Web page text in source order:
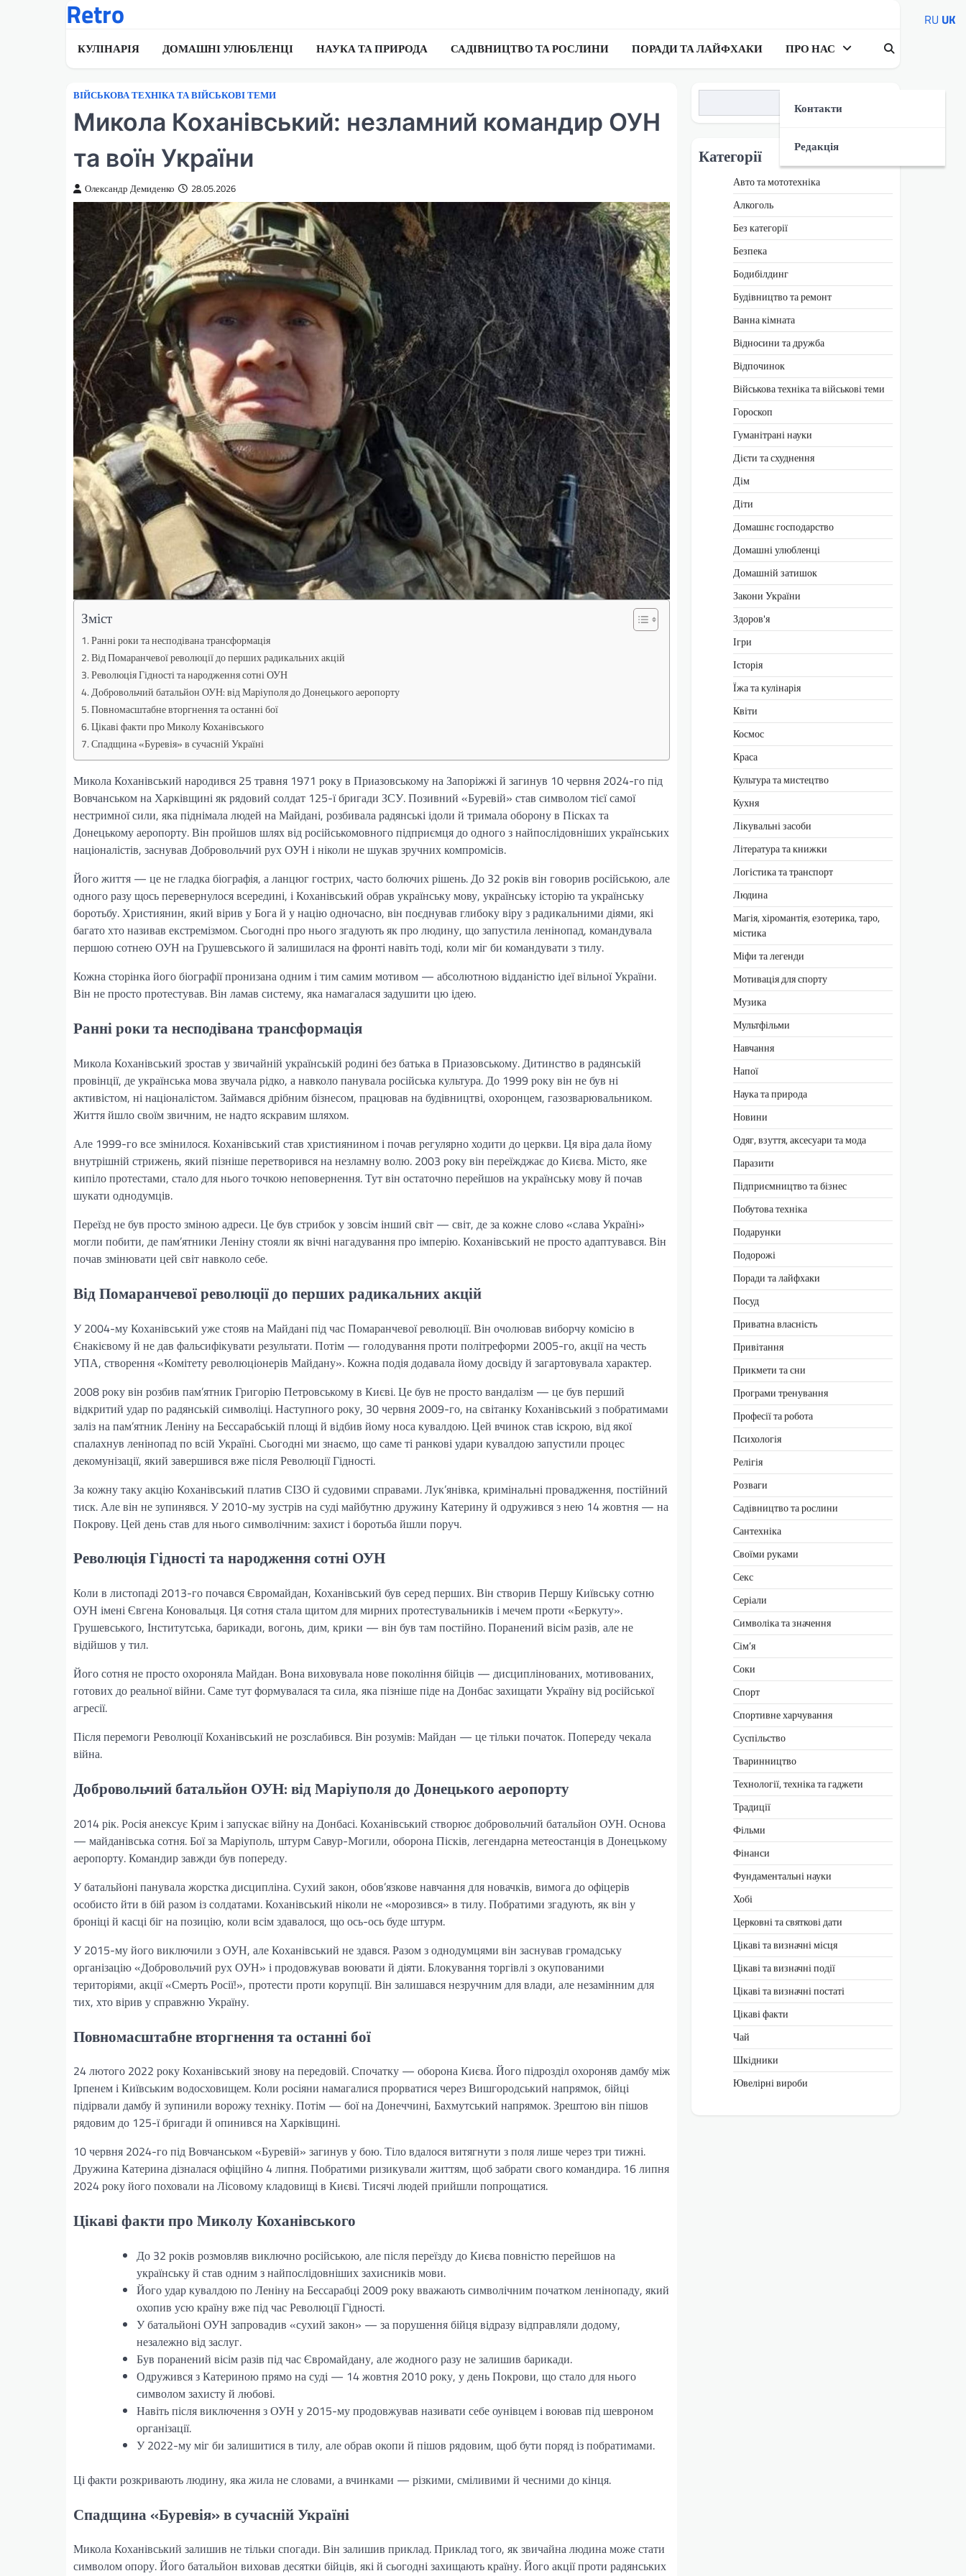
Retro
КУЛІНАРІЯ ДОМАШНІ УЛЮБЛЕНЦІ НАУКА ТА ПРИРОДА САДІВНИЦТВО ТА РОСЛИНИ ПОРАДИ ТА ЛАЙФХАКИ ПРО НАС
Контакти
Редакція
ВІЙСЬКОВА ТЕХНІКА ТА ВІЙСЬКОВІ ТЕМИ
Микола Коханівський: незламний командир ОУН
та воїн України
Олександр Демиденко 28.05.2026
Зміст
Ранні роки та несподівана трансформація
Від Помаранчевої революції до перших радикальних акцій
Революція Гідності та народження сотні ОУН
Добровольчий батальйон ОУН: від Маріуполя до Донецького аеропорту
Повномасштабне вторгнення та останні бої
Цікаві факти про Миколу Коханівського
Спадщина «Буревія» в сучасній Україні
Микола Коханівський народився 25 травня 1971 року в Приазовському на Запоріжжі й загинув 10 червня 2024-го під
Вовчанськом на Харківщині як рядовий солдат 125-ї бригади ЗСУ. Позивний «Буревій» став символом тієї самої
нестримної сили, яка піднімала людей на Майдані, розбивала радянські ідоли й тримала оборону в Пісках та
Донецькому аеропорту. Він пройшов шлях від російськомовного підприємця до одного з найпослідовніших українських
націоналістів, заснував Добровольчий рух ОУН і ніколи не шукав зручних компромісів.
Його життя — це не гладка біографія, а ланцюг гострих, часто болючих рішень. До 32 років він говорив російською, але
одного разу щось перевернулося всередині, і Коханівський обрав українську мову, українську історію та українську
боротьбу. Християнин, який вірив у Бога й у націю одночасно, він поєднував глибоку віру з радикальними діями, які
багато хто називав екстремізмом. Сьогодні про нього згадують як про людину, що запустила ленінопад, командувала
першою сотнею ОУН на Грушевського й залишилася на фронті навіть тоді, коли міг би командувати з тилу.
Кожна сторінка його біографії пронизана одним і тим самим мотивом — абсолютною відданістю ідеї вільної України.
Він не просто протестував. Він ламав систему, яка намагалася задушити цю ідею.
Ранні роки та несподівана трансформація
Микола Коханівський зростав у звичайній українській родині без батька в Приазовському. Дитинство в радянській
провінції, де українська мова звучала рідко, а навколо панувала російська культура. До 1999 року він не був ні
активістом, ні націоналістом. Займався дрібним бізнесом, працював на будівництві, охоронцем, газозварювальником.
Життя йшло своїм звичним, не надто яскравим шляхом.
Але 1999-го все змінилося. Коханівський став християнином і почав регулярно ходити до церкви. Ця віра дала йому
внутрішній стрижень, який пізніше перетворився на незламну волю. 2003 року він переїжджає до Києва. Місто, яке
кипіло протестами, стало для нього точкою неповернення. Тут він остаточно перейшов на українську мову й почав
шукати однодумців.
Переїзд не був просто зміною адреси. Це був стрибок у зовсім інший світ — світ, де за кожне слово «слава Україні»
могли побити, де пам’ятники Леніну стояли як вічні нагадування про імперію. Коханівський не просто адаптувався. Він
почав змінювати цей світ навколо себе.
Від Помаранчевої революції до перших радикальних акцій
У 2004-му Коханівський уже стояв на Майдані під час Помаранчевої революції. Він очолював виборчу комісію в
Єнакієвому й не дав фальсифікувати результати. Потім — голодування проти політреформи 2005-го, акції на честь
УПА, створення «Комітету революціонерів Майдану». Кожна подія додавала йому досвіду й загартовувала характер.
2008 року він розбив пам’ятник Григорію Петровському в Києві. Це був не просто вандалізм — це був перший
відкритий удар по радянській символіці. Наступного року, 30 червня 2009-го, на світанку Коханівський з побратимами
заліз на пам’ятник Леніну на Бессарабській площі й відбив йому носа кувалдою. Цей вчинок став іскрою, від якої
спалахнув ленінопад по всій Україні. Сьогодні ми знаємо, що саме ті ранкові удари кувалдою запустили процес
декомунізації, який завершився вже після Революції Гідності.
За кожну таку акцію Коханівський платив СІЗО й судовими справами. Лук’янівка, кримінальні провадження, постійний
тиск. Але він не зупинявся. У 2010-му зустрів на суді майбутню дружину Катерину й одружився з нею 14 жовтня — на
Покрову. Цей день став для нього символічним: захист і боротьба йшли поруч.
Революція Гідності та народження сотні ОУН
Коли в листопаді 2013-го почався Євромайдан, Коханівський був серед перших. Він створив Першу Київську сотню
ОУН імені Євгена Коновальця. Ця сотня стала щитом для мирних протестувальників і мечем проти «Беркуту».
Грушевського, Інститутська, барикади, вогонь, дим, крики — він був там постійно. Поранений вісім разів, але не
відійшов у тил.
Його сотня не просто охороняла Майдан. Вона виховувала нове покоління бійців — дисциплінованих, мотивованих,
готових до реальної війни. Саме тут формувалася та сила, яка пізніше піде на Донбас захищати Україну від російської
агресії.
Після перемоги Революції Коханівський не розслабився. Він розумів: Майдан — це тільки початок. Попереду чекала
війна.
Добровольчий батальйон ОУН: від Маріуполя до Донецького аеропорту
2014 рік. Росія анексує Крим і запускає війну на Донбасі. Коханівський створює добровольчий батальйон ОУН. Основа
— майданівська сотня. Бої за Маріуполь, штурм Савур-Могили, оборона Пісків, легендарна метеостанція в Донецькому
аеропорту. Командир завжди був попереду.
У батальйоні панувала жорстка дисципліна. Сухий закон, обов’язкове навчання для новачків, вимога до офіцерів
особисто йти в бій разом із солдатами. Коханівський ніколи не «морозився» в тилу. Побратими згадують, як він у
броніці й касці біг на позицію, коли всім здавалося, що ось-ось буде штурм.
У 2015-му його виключили з ОУН, але Коханівський не здався. Разом з однодумцями він заснував громадську
організацію «Добровольчий рух ОУН» і продовжував воювати й діяти. Блокування торгівлі з окупованими
територіями, акції «Смерть Росії!», протести проти корупції. Він залишався незручним для влади, але незамінним для
тих, хто вірив у справжню Україну.
Повномасштабне вторгнення та останні бої
24 лютого 2022 року Коханівський знову на передовій. Спочатку — оборона Києва. Його підрозділ охороняв дамбу між
Ірпенем і Київським водосховищем. Коли росіяни намагалися прорватися через Вишгородський напрямок, бійці
підірвали дамбу й зупинили ворожу техніку. Потім — бої на Донеччині, Бахмутський напрямок. Зрештою він пішов
рядовим до 125-ї бригади й опинився на Харківщині.
10 червня 2024-го під Вовчанськом «Буревій» загинув у бою. Тіло вдалося витягнути з поля лише через три тижні.
Дружина Катерина дізналася офіційно 4 липня. Побратими ризикували життям, щоб забрати свого командира. 16 липня
2024 року його поховали на Лісовому кладовищі в Києві. Тисячі людей прийшли попрощатися.
Цікаві факти про Миколу Коханівського
До 32 років розмовляв виключно російською, але після переїзду до Києва повністю перейшов на
українську й став одним з найпослідовніших захисників мови.
Його удар кувалдою по Леніну на Бессарабці 2009 року вважають символічним початком ленінопаду, який
охопив усю країну вже під час Революції Гідності.
У батальйоні ОУН запровадив «сухий закон» — за порушення бійця відразу відправляли додому,
незалежно від заслуг.
Був поранений вісім разів під час Євромайдану, але жодного разу не залишив барикади.
Одружився з Катериною прямо на суді — 14 жовтня 2010 року, у день Покрови, що стало для нього
символом захисту й любові.
Навіть після виключення з ОУН у 2015-му продовжував називати себе оунівцем і воював під шевроном
організації.
У 2022-му міг би залишитися в тилу, але обрав окопи й пішов рядовим, щоб бути поряд із побратимами.
Ці факти розкривають людину, яка жила не словами, а вчинками — різкими, сміливими й чесними до кінця.
Спадщина «Буревія» в сучасній Україні
Микола Коханівський залишив не тільки спогади. Він залишив приклад. Приклад того, як звичайна людина може стати
символом опору. Його батальйон виховав десятки бійців, які й сьогодні захищають країну. Його акції проти радянських
Категорії
Авто та мототехніка
Алкоголь
Без категорії
Безпека
Бодибілдинг
Будівництво та ремонт
Ванна кімната
Відносини та дружба
Відпочинок
Військова техніка та військові теми
Гороскоп
Гуманітрані науки
Дієти та схуднення
Дім
Діти
Домашнє господарство
Домашні улюбленці
Домашній затишок
Закони України
Здоров'я
Ігри
Історія
Їжа та кулінарія
Квіти
Космос
Краса
Культура та мистецтво
Кухня
Лікувальні засоби
Література та книжки
Логістика та транспорт
Людина
Магія, хіромантія, езотерика, таро,
містика
Міфи та легенди
Мотивація для спорту
Музика
Мультфільми
Навчання
Напої
Наука та природа
Новини
Одяг, взуття, аксесуари та мода
Паразити
Підприємництво та бізнес
Побутова техніка
Подарунки
Подорожі
Поради та лайфхаки
Посуд
Приватна власність
Привітання
Прикмети та сни
Програми тренування
Професії та робота
Психологія
Релігія
Розваги
Садівництво та рослини
Сантехніка
Своїми руками
Секс
Серіали
Символіка та значення
Сім’я
Соки
Спорт
Спортивне харчування
Суспільство
Тваринництво
Технології, техніка та гаджети
Традиції
Фільми
Фінанси
Фундаментальні науки
Хобі
Церковні та святкові дати
Цікаві та визначні місця
Цікаві та визначні події
Цікаві та визначні постаті
Цікаві факти
Чай
Шкідники
Ювелірні вироби
RU UK